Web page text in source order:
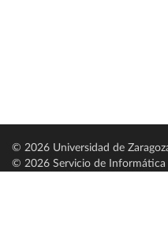
© 2026 Universidad de
© 2026 Servicio de Informática